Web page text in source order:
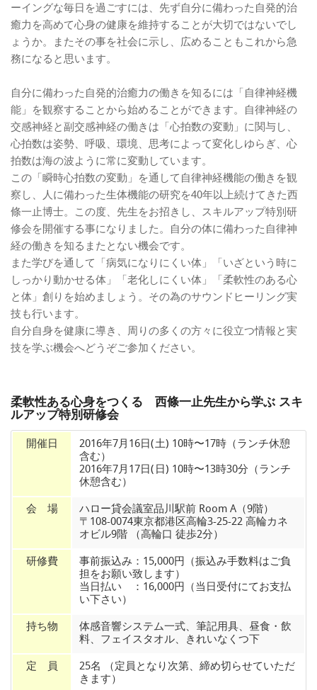
ーイングな毎日を過ごすには、先ず自分に備わった自発的治
癒力を高めて心身の健康を維持することが大切ではないでし
ょうか。またその事を社会に示し、広めることもこれから急
務になると思います。
自分に備わった自発的治癒力の働きを知るには「自律神経機
能」を観察することから始めることができます。自律神経の
交感神経と副交感神経の働きは「心拍数の変動」に関与し、
心拍数は姿勢、呼吸、環境、思考によって変化しゆらぎ、心
拍数は海の波ように常に変動しています。
この「瞬時心拍数の変動」を通して自律神経機能の働きを観
察し、人に備わった生体機能の研究を40年以上続けてきた西
條一止博士。この度、先生をお招きし、スキルアップ特別研
修会を開催する事になりました。自分の体に備わった自律神
経の働きを知るまたとない機会です。
また学びを通して「病気になりにくい体」「いざという時に
しっかり動かせる体」「老化しにくい体」「柔軟性のある心
と体」創りを始めましょう。その為のサウンドヒーリング実
技も行います。
自分自身を健康に導き、周りの多くの方々に役立つ情報と実
技を学ぶ機会へどうぞご参加ください。
柔軟性ある心身をつくる 西條一止先生から学ぶ スキ
ルアップ特別研修会
開催日
2016年7月16日(土) 10時〜17時（ランチ休憩
含む）
2016年7月17日(日) 10時〜13時30分（ランチ
休憩含む）
会 場
ハロー貸会議室品川駅前 Room A（9階）
〒108-0074東京都港区高輪3-25-22 高輪カネ
オビル9階 （高輪口 徒歩2分）
研修費
事前振込み：15,000円（振込み手数料はご負
担をお願い致します）
当日払い ：16,000円（当日受付にてお支払
い下さい）
持ち物
体感音響システム一式、筆記用具、昼食・飲
料、フェイスタオル、きれいなくつ下
定 員
25名 （定員となり次第、締め切らせていただ
きます）